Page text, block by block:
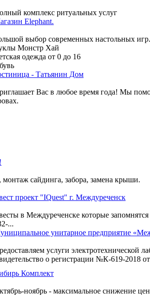
комплекс ритуальных услуг
Elephant.
выбор современных настольных игр.
Монстр Хай
одежда от 0 до 16
- Татьянин Дом
Вас в любое время года! Мы
сайдинга, забора, замена крыши.
проект "IQuest" г. Междуреченск
в Междуреченске которые
...
унитарное предприятие
услуги электротехнической
о регистрации №К-619-2018 от
Комплект
ноябрь - максимальное снижение